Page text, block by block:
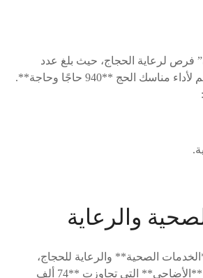
لرعاية الحجاج، حيث بلغ عدد
الحجاج الذين تم دعمهم لأداء مناسك الحج **940 حاجًا وحاجة**.
والرعاية
الصحية** والرعاية للحجاج،
بالإضافة إلى عدد من **الأضاحي** التي تجاوزت **74 ألف